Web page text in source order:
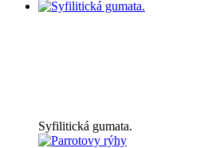
Syfilitická gumata.